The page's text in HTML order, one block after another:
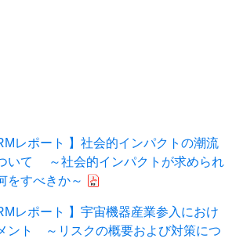
レポート 】社会的インパクトの潮流
いて ～社会的インパクトが求められ
をすべきか～
レポート 】宇宙機器産業参入におけ
ント ～リスクの概要および対策につ